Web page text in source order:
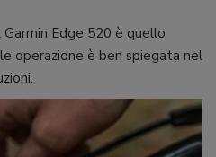
Garmin Edge 520 è quello
operazione è ben spiegata nel